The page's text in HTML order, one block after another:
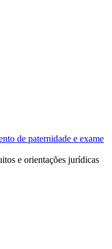
de paternidade e exame
e orientações jurídicas